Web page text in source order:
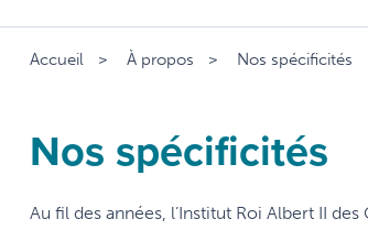
Accueil À propos Nos spécificités
Nos spécificités
Au fil des années, l’Institut Roi Albert II